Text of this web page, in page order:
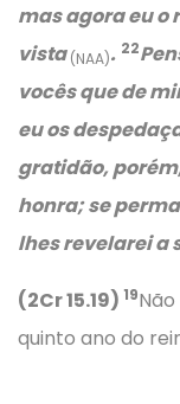
mas agora eu o
vista(NAA). 22
vocês que de
eu os
gratidão,
honra; se
lhes revelarei a
(2Cr 15.19) 19
quinto ano do